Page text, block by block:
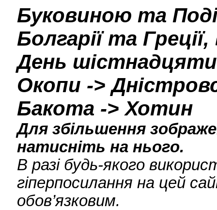
Буковиною та
Болгарії та
День
Окопи ->
Бакота -> Хотин
Для збільшення
натисніть на нього.
В разі будь-якого
гіперпосилання на цей
обов’язковим.